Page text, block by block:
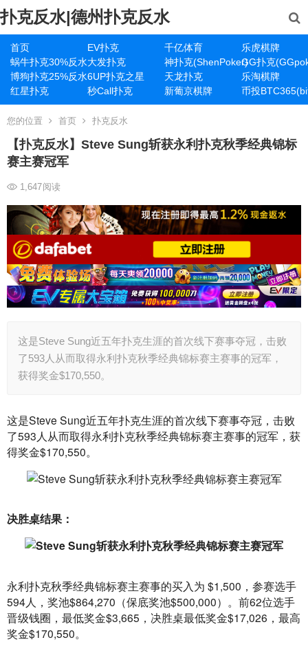
扑克反水|德州扑克反水
首页 EV扑克 千亿体育
乐虎棋牌
蜗牛扑克30%反水大发扑克 神扑克(ShenPoker)GG扑克
博狗扑克25%反水6UP扑克之星 天龙扑克
乐淘棋牌
红星扑克
秒Call扑克 新葡京棋牌 币投
您的位置 首页 扑克反水
【扑克反水】Steve Sung斩获永利扑克秋季经典锦标
赛主赛冠军
1,647阅读
这是Steve Sung近五年扑克生涯的首次线下赛事夺冠，击败
了593人从而取得永利扑克秋季经典锦标赛主赛事的冠军，
获得奖金$170,550。
这是Steve Sung近五年扑克生涯的首次线下赛事夺冠，击败
了593人从而取得永利扑克秋季经典锦标赛主赛事的冠军，获
得奖金$170,550。
决胜桌结果：
永利扑克秋季经典锦标赛主赛事的买入为 $1,500，参赛选手
594人，奖池$864,270（保底奖池$500,000）。前62位选手
晋级钱圈，最低奖金$3,665，决胜桌最低奖金$17,026，最高
奖金$170,550。